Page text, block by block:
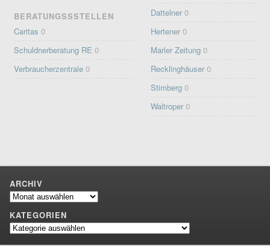
BERATUNGSSSTELLEN
Caritas 0
Schuldnerberatung RE 0
Verbraucherzentrale 0
Dattelner 0
Hertener 0
Marler Zeitung 0
Recklinghäuser 0
Stimberg 0
Waltroper 0
ARCHIV
Archiv
KATEGORIEN
Kategorien